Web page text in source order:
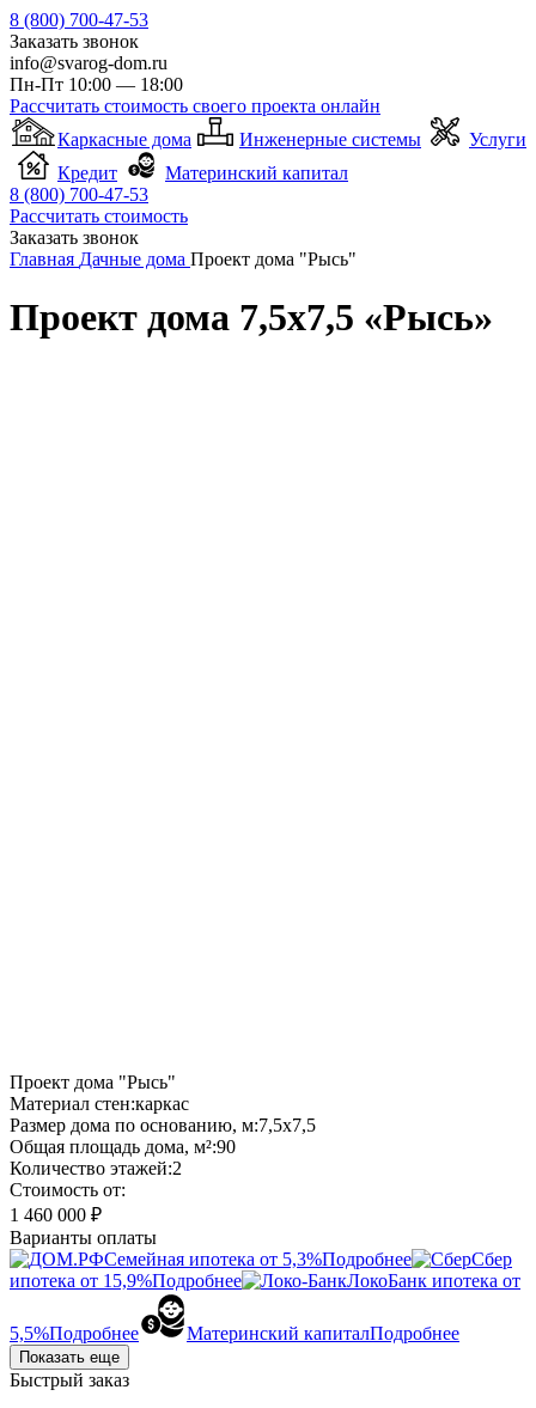
8 (800) 700-47-53
Заказать звонок
info@svarog-dom.ru
Пн-Пт 10:00 — 18:00
Рассчитать стоимость своего проекта онлайн
Каркасные дома
Инженерные системы
Услуги
Кредит
Материнский капитал
8 (800) 700-47-53
Рассчитать стоимость
Заказать звонок
Главная Дачные дома Проект дома "Рысь"
Проект дома 7,5х7,5 «Рысь»
Проект дома "Рысь"
Материал стен:каркас
Размер дома по основанию, м:7,5х7,5
Общая площадь дома, м²:90
Количество этажей:2
Стоимость от:
1 460 000 ₽
Варианты оплаты
Семейная ипотека от 5,3%Подробнее
Сбер
ипотека от 15,9%Подробнее ЛокоБанк ипотека от
5,5%Подробнее Материнский капиталПодробнее
Показать еще
Быстрый заказ